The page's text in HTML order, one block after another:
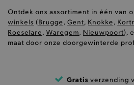
Ontdek ons assortiment in één van
winkels (Brugge , Gent, Knokke ,
Roeselare , Waregem, Nieuwpoort),
maat door onze doorgewinterde
Gratis verzending
Naam
product-added-modal
selected-val